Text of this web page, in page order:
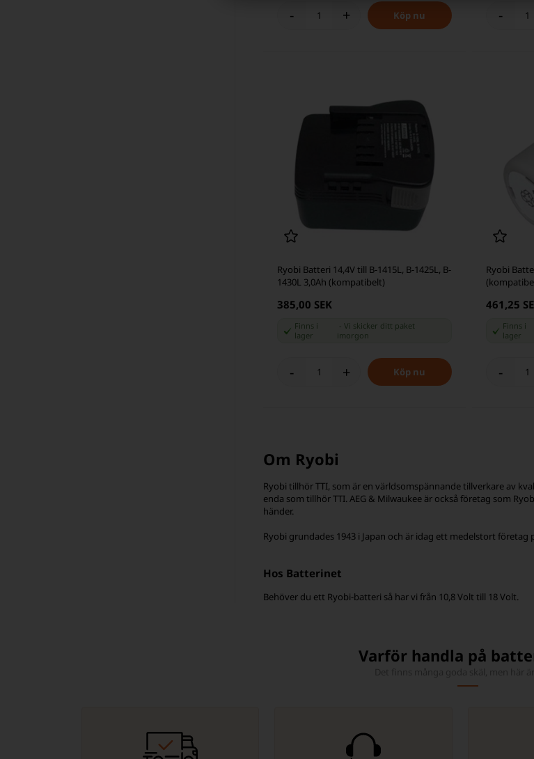
- + -
Ryobi Batteri 14,4V till B-1415L, B-1425L, B-
1430L 3,0Ah (kompatibelt)
385,00 SEK
Finns i
lager
-Vi skicker ditt paket
imorgon
- +
Ryobi
461,25
Finns i
lager
-
Om Ryobi
Ryobi tillhör TTI, som är en världsomspännande tillverkare av
enda som tillhör TTI. AEG & Milwaukee är också företag som
händer.
Ryobi grundades 1943 i Japan och är idag ett medelstort företag
Hos Batterinet
Behöver du ett Ryobi-batteri så har vi från 10,8 Volt till 18 Volt.
Varför handla på